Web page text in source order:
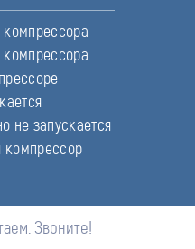
компрессора
не запускается
компрессор
Звоните!